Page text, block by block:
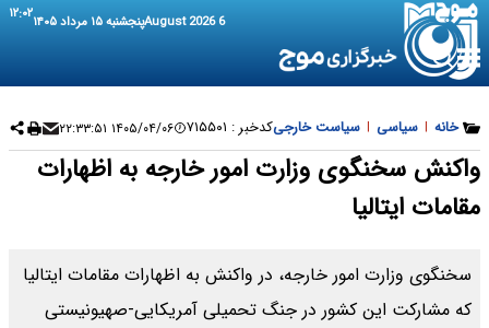
6 August 2026 پنجشنبه ۱۵ مرداد ۱۴۰۵ ۱۲:۰۲
خانه | سیاسی | سیاست خارجیکدخبر : ۷۱۵۵۰۱ ۱۴۰۵/۰۴/۰۶ ۲۲:۳۳:۵۱
واکنش سخنگوی وزارت امور خارجه به اظهارات
مقامات ایتالیا
سخنگوی وزارت امور خارجه، در واکنش به اظهارات مقامات ایتالیا
که مشارکت این کشور در جنگ تحمیلی آمریکایی-صهیونیستی